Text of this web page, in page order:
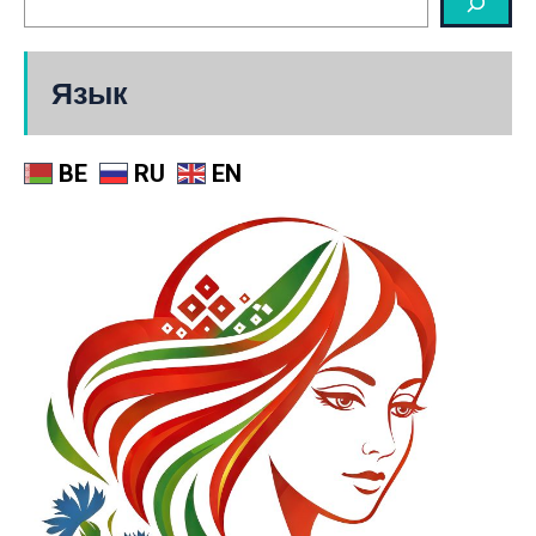
Язык
BE RU EN